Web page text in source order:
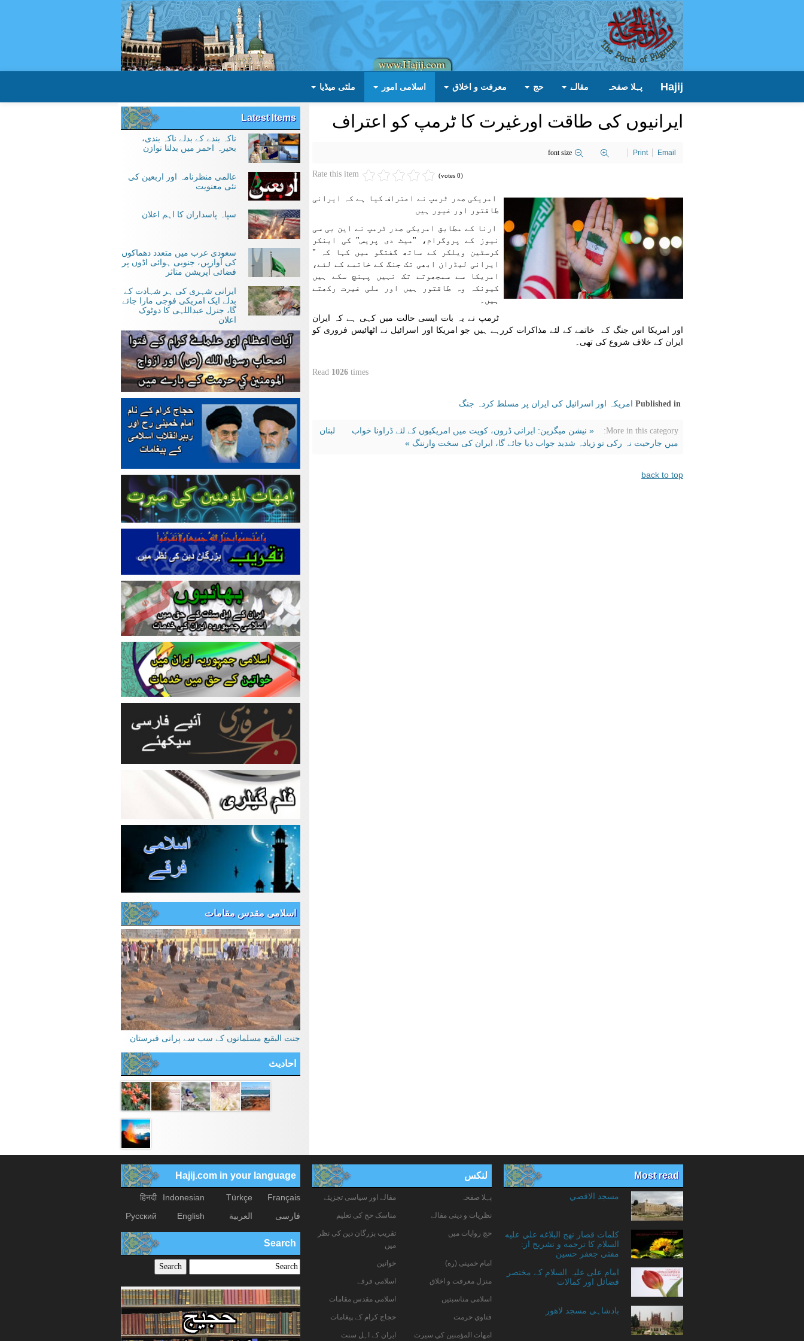
Hajij پہلا صفحہ مقالے حج معرفت و اخلاق اسلامی امور ملٹی میڈیا
ایرانیوں کی طاقت اورغیرت کا ٹرمپ کو اعتراف
font size Print Email
Rate this item (0 votes)
امریکی صدر ٹرمپ نے اعتراف کیا ہے کہ ایرانی
طاقتور اور غیور ہیں
ارنا کے مطابق امریکی صدر ٹرمپ نے این بی سی
نیوز کے پروگرام، "میٹ دی پریس" کی اینکر
کرسٹین ویلکر کے ساتھ گفتگو میں کہا کہ "
ایرانی لیڈران ابھی تک جنگ کے خاتمے کے لئے،
امریکا سے سمجھوتے تک نہیں پہنچ سکے ہیں
کیونکہ وہ طاقتور ہیں اور ملی غیرت رکھتے
ہیں۔
ٹرمپ نے یہ بات ایسی حالت میں کہی ہے کہ ایران
اور امریکا اس جنگ کے خاتمے کے لئے مذاکرات کررہے ہیں جو امریکا اور اسرائيل نے اٹھائیس فروری کو
ایران کے خلاف شروع کی تھی۔
Read 1026 times
Published in امریکہ اور اسرائیل کی ایران پر مسلط کردہ جنگ
More in this category: « نیشن میگزین: ایرانی ڈرون، کویت میں امریکیوں کے لئے ڈراونا خواب
لبنان
میں جارحیت نہ رکی تو زیادہ شدید جواب دیا جائے گا، ایران کی سخت وارننگ »
back to top
Latest Items
ناکہ بندے کے بدلے ناکہ بندی،
بحیرہ احمر میں بدلتا توازن
عالمی منظرنامہ اور اربعین کی
نئی معنویت
سپاہ پاسداران کا اہم اعلان
سعودی عرب میں متعدد دھماکوں
کی آوازیں، جنوبی ہوائی اڈوں پر
فضائی آپریشن متاثر
ایرانی شہری کی ہر شہادت کے
بدلے ایک امریکی فوجی مارا جائے
گا، جنرل عبداللہی کا دوٹوک
اعلان
اسلامی مقدس مقامات
جنت البقیع مسلمانوں کے سب سے پرانی قبرستان
احادیث
Most read
مسجد الاقصي
کلمات قصار نهج البلاغه علي عليه
السلام کا ترجمه و تشریح از:
مفتی جعفر حسین
امام علی علیہ السلام کے مختصر
فضائل اور کمالات
بادشاہی مسجد لاهور
لنکس
پہلا صفحہ مقالے اور سیاسی تجزیئے
نظریات و دینی مقالے مناسک حج کی تعلیم
حج روایات میں
تقریب بزرگان دین کی نظر
میں
امام خمینی (ره) خواتين
منزل معرفت و اخلاق اسلامی فرقے
اسلامی مناسبتیں اسلامی مقدس مقامات
فتاوي حرمت حجاج کرام کے پیغامات
امهات المؤمنين كي سيرت ایران کے اہل سنت
Hajij.com in your language
Français
Türkçe
Indonesian
हिनदी
فارسی
العربیة English
Русский
Search